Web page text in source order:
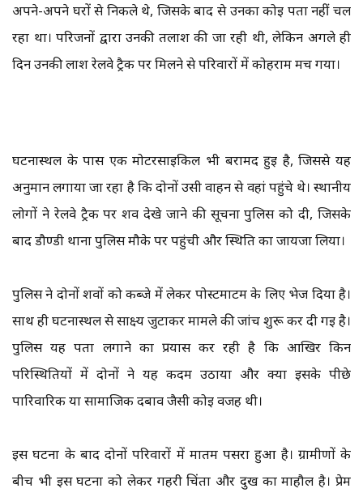
अपने-अपने घरों से निकले थे, जिसके बाद से उनका कोई पता नहीं चल
रहा था। परिजनों द्वारा उनकी तलाश की जा रही थी, लेकिन अगले ही
दिन उनकी लाश रेलवे ट्रैक पर मिलने से परिवारों में कोहराम मच गया।
घटनास्थल के पास एक मोटरसाइकिल भी बरामद हुई है, जिससे यह
अनुमान लगाया जा रहा है कि दोनों उसी वाहन से वहां पहुंचे थे। स्थानीय
लोगों ने रेलवे ट्रैक पर शव देखे जाने की सूचना पुलिस को दी, जिसके
बाद डौण्डी थाना पुलिस मौके पर पहुंची और स्थिति का जायजा लिया।
पुलिस ने दोनों शवों को कब्जे में लेकर पोस्टमार्टम के लिए भेज दिया है।
साथ ही घटनास्थल से साक्ष्य जुटाकर मामले की जांच शुरू कर दी गई है।
पुलिस यह पता लगाने का प्रयास कर रही है कि आखिर किन
परिस्थितियों में दोनों ने यह कदम उठाया और क्या इसके पीछे
पारिवारिक या सामाजिक दबाव जैसी कोई वजह थी।
इस घटना के बाद दोनों परिवारों में मातम पसरा हुआ है। ग्रामीणों के
बीच भी इस घटना को लेकर गहरी चिंता और दुख का माहौल है। प्रेम